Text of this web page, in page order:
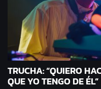
TRUCHA: “QUIERO
QUE YO TENGO DE ÉL”